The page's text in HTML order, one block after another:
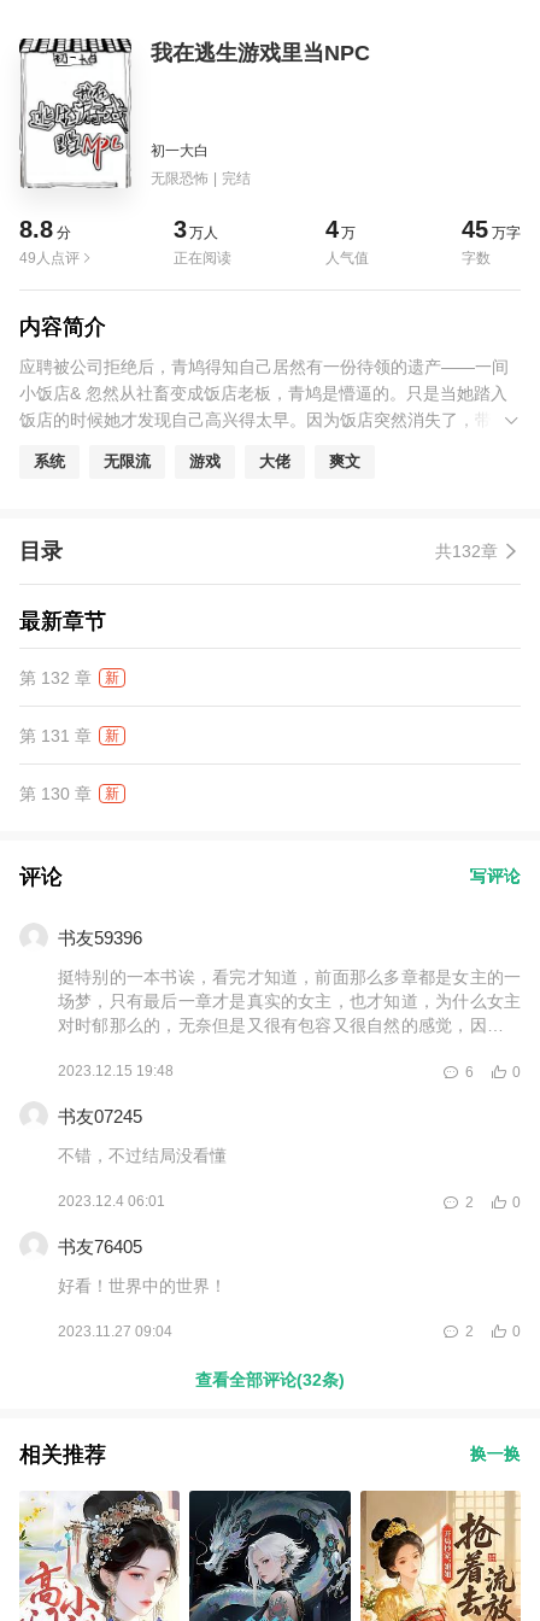
我在逃生游戏里当NPC
初一大白
无限恐怖 | 完结
8.8 分
49人点评
3万人
正在阅读
4万
人气值
45 万字
字数
内容简介
应聘被公司拒绝后，青鸠得知自己居然有一份待领的遗产——一间
小饭店& 忽然从社畜变成饭店老板，青鸠是懵逼的。只是当她踏入
饭店的时候她才发现自己高兴得太早。因为饭店突然消失了，带着
诶，烤肉技术不错，我店里还缺个大厨，我觉得你很合适。 冷血
姐姐脑袋360°大旋转：？？？
系统 无限流 游戏 大佬 爽文
目录 共132章
最新章节
第 132 章 新
第 131 章 新
第 130 章 新
评论 写评论
书友59396
挺特别的一本书诶，看完才知道，前面那么多章都是女主的一
场梦，只有最后一章才是真实的女主，也才知道，为什么女主
对时郁那么的，无奈但是又很有包容又很自然的感觉，因为男
2023.12.15 19:48 0
6
书友07245
不错，不过结局没看懂
2023.12.4 06:01 0
2
书友76405
好看！世界中的世界！
2023.11.27 09:04 0
2
查看全部评论(32条)
相关推荐 换一换